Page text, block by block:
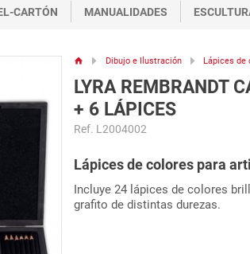
CARTÓN MANUALIDADES
Dibujo e Ilustración Lápices de
LYRA REMBRANDT
+ 6 LÁPICES
Ref. L2004002
Lápices de colores para
Incluye 24 lápices de colores
grafito de distintas durezas.